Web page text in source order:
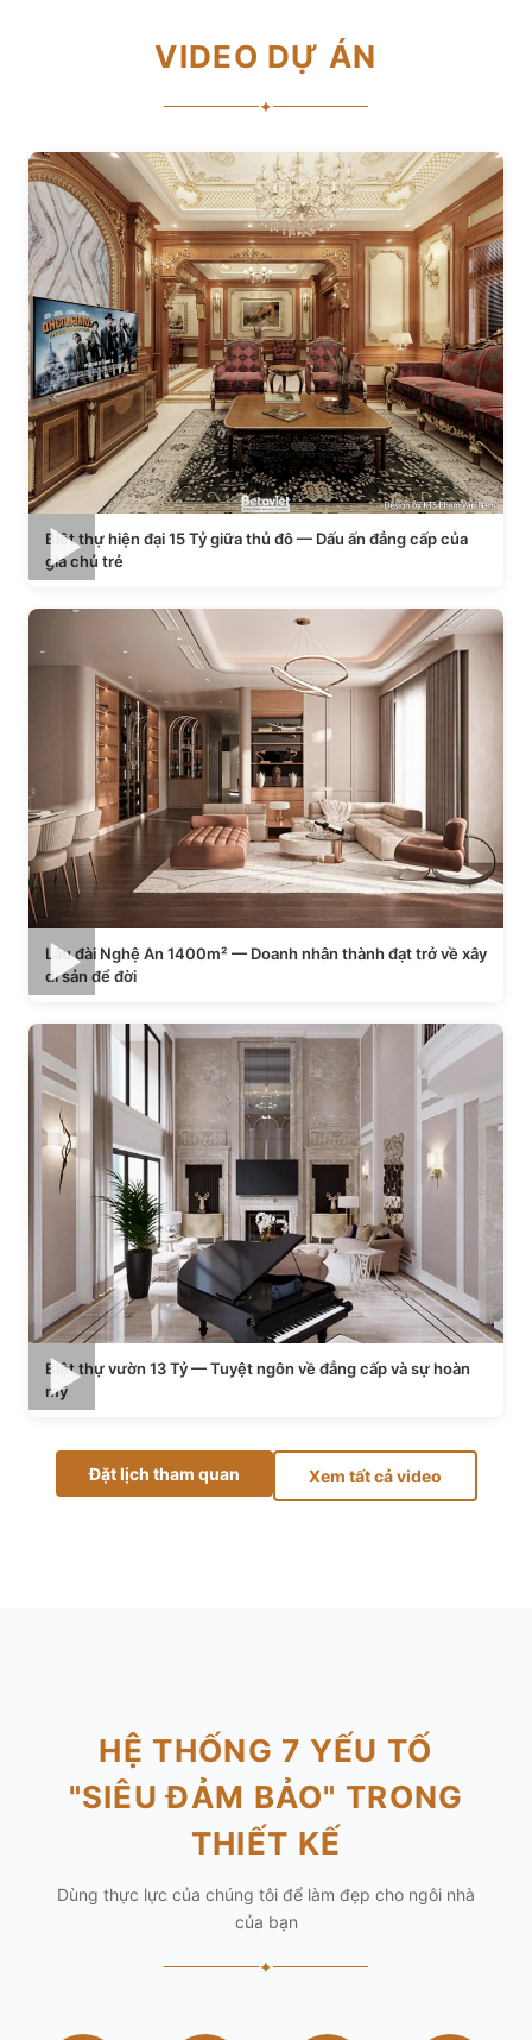
VIDEO DỰ ÁN
✦
Biệt thự hiện đại 15 Tỷ giữa thủ đô — Dấu ấn đẳng cấp của
gia chủ trẻ
Lâu đài Nghệ An 1400m² — Doanh nhân thành đạt trở về xây
di sản để đời
Biệt thự vườn 13 Tỷ — Tuyệt ngôn về đẳng cấp và sự hoàn
mỹ
Đặt lịch tham quan Xem tất cả video
HỆ THỐNG 7 YẾU TỐ
"SIÊU ĐẢM BẢO" TRONG
THIẾT KẾ
Dùng thực lực của chúng tôi để làm đẹp cho ngôi nhà
của bạn
✦